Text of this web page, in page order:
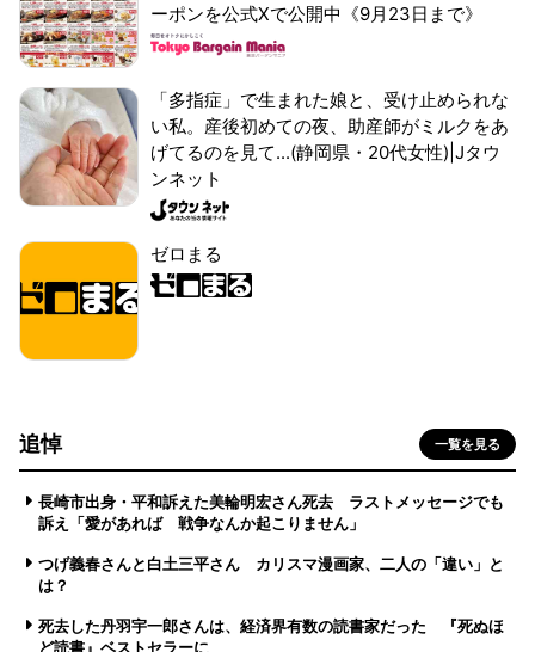
ーポンを公式Xで公開中《9月23日まで》
「多指症」で生まれた娘と、受け止められな
い私。産後初めての夜、助産師がミルクをあ
げてるのを見て...(静岡県・20代女性)|Jタウ
ンネット
ゼロまる
追悼 一覧を見る
長崎市出身・平和訴えた美輪明宏さん死去 ラストメッセージでも
訴え「愛があれば 戦争なんか起こりません」
つげ義春さんと白土三平さん カリスマ漫画家、二人の「違い」と
は？
死去した丹羽宇一郎さんは、経済界有数の読書家だった 『死ぬほ
ど読書』ベストセラーに